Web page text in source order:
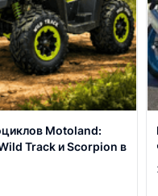
Motoland:
Track и Scorpion в